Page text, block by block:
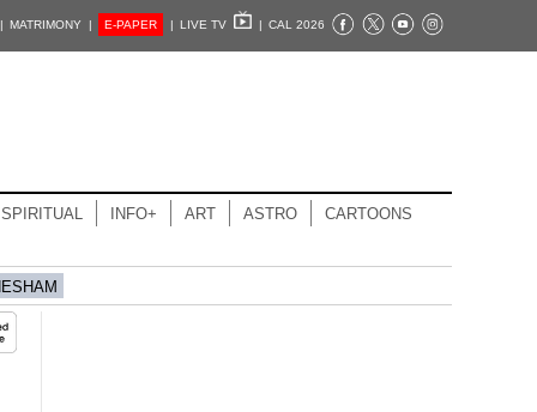
MATRIMONY | E-PAPER | LIVE TV | CAL 2026
SPIRITUAL INFO+ ART ASTRO CARTOONS